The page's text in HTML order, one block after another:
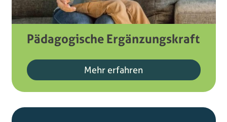
Pädagogische Ergänzungskraft
Mehr erfahren